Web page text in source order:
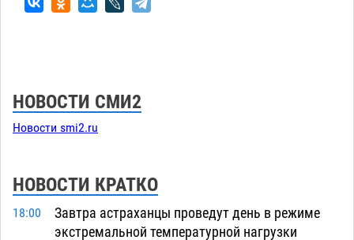
НОВОСТИ СМИ2
Новости smi2.ru
НОВОСТИ КРАТКО
18:00
Завтра астраханцы проведут день в режиме
экстремальной температурной нагрузки